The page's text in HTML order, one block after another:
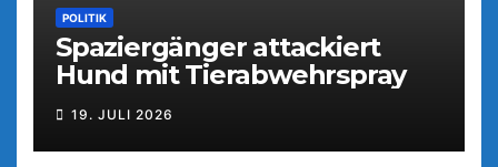
POLITIK
Spaziergänger attackiert
Hund mit Tierabwehrspray
19. JULI 2026